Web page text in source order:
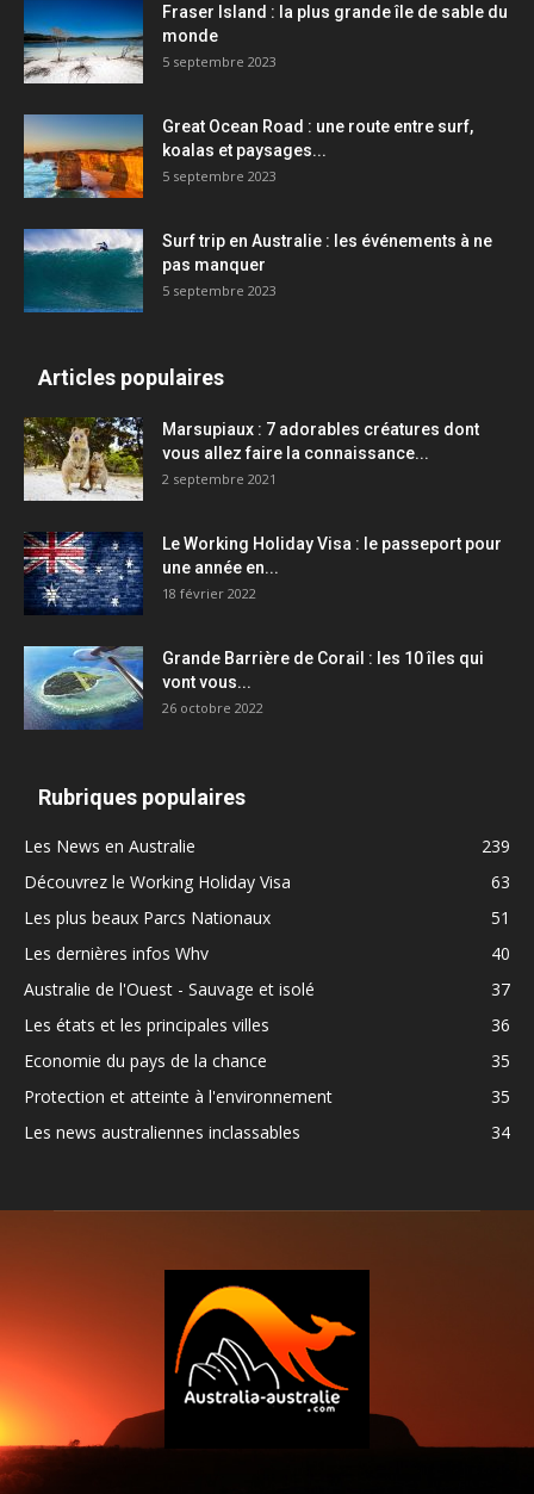
Fraser Island : la plus grande île de sable du
monde
5 septembre 2023
Great Ocean Road : une route entre surf,
koalas et paysages...
5 septembre 2023
Surf trip en Australie : les événements à ne
pas manquer
5 septembre 2023
Articles populaires
Marsupiaux : 7 adorables créatures dont
vous allez faire la connaissance...
2 septembre 2021
Le Working Holiday Visa : le passeport pour
une année en...
18 février 2022
Grande Barrière de Corail : les 10 îles qui
vont vous...
26 octobre 2022
Rubriques populaires
Les News en Australie
239
Découvrez le Working Holiday Visa
63
Les plus beaux Parcs Nationaux
51
Les dernières infos Whv
40
Australie de l'Ouest - Sauvage et isolé
37
Les états et les principales villes
36
Economie du pays de la chance
35
Protection et atteinte à l'environnement
35
Les news australiennes inclassables
34